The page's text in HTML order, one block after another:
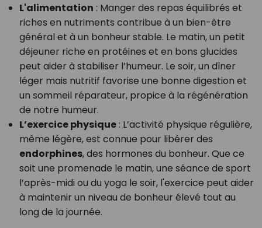
L'alimentation : Manger des repas équilibrés et
riches en nutriments contribue à un bien-être
général et à un bonheur stable. Le matin, un petit
déjeuner riche en protéines et en bons glucides
peut aider à stabiliser l’humeur. Le soir, un dîner
léger mais nutritif favorise une bonne digestion et
un sommeil réparateur, propice à la régénération
de notre humeur.
L’exercice physique: L’activité physique régulière,
même légère, est connue pour libérer des
endorphines, des hormones du bonheur. Que ce
soit une promenade le matin, une séance de sport
l’après-midi ou du yoga le soir, l'exercice peut aider
à maintenir un niveau de bonheur élevé tout au
long de la journée.